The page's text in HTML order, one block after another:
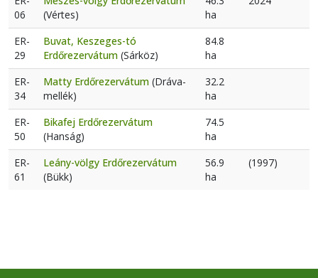
06
(Vértes)
ha
ER-
29
Buvat, Keszeges-tó
Erdőrezervátum (Sárköz)
84.8
ha
ER-
34
Matty Erdőrezervátum (Dráva-
mellék)
32.2
ha
ER-
50
Bikafej Erdőrezervátum
(Hanság)
74.5
ha
ER-
61
Leány-völgy Erdőrezervátum
(Bükk)
56.9
ha
(1997)